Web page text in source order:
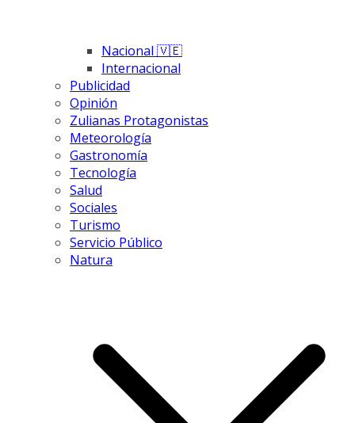
Nacional 🇻🇪
Internacional
Publicidad
Opinión
Zulianas Protagonistas
Meteorología
Gastronomía
Tecnología
Salud
Sociales
Turismo
Servicio Público
Natura